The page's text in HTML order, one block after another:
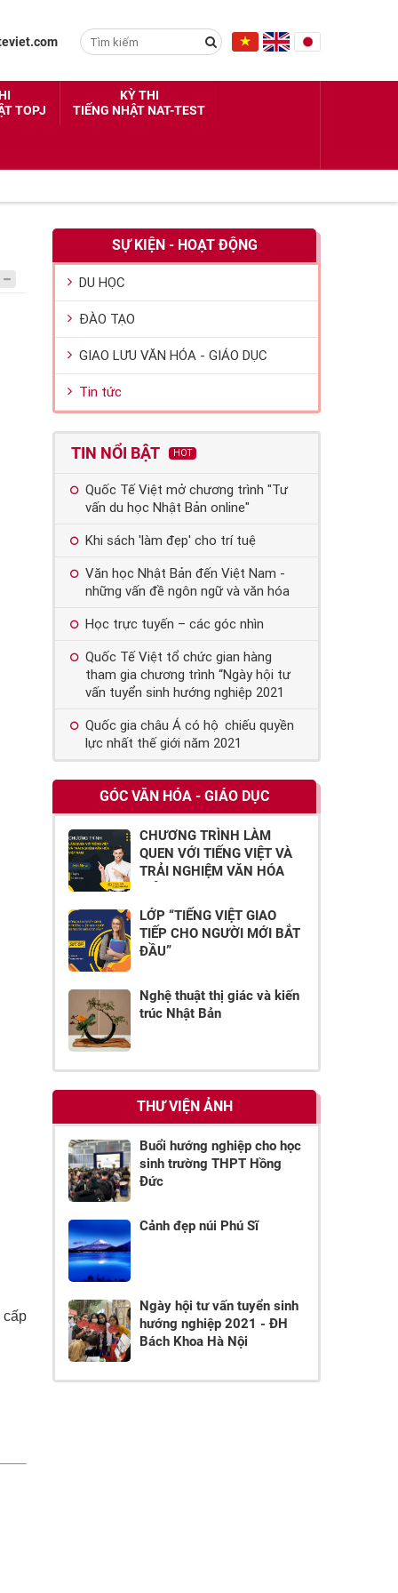
TOPJ
KỲ THI
TIẾNG NHẬT NAT-TEST
cấp
SỰ KIỆN - HOẠT ĐỘNG
DU HỌC
ĐÀO TẠO
GIAO LƯU VĂN HÓA - GIÁO DỤC
Tin tức
TIN NỔI BẬT HOT
Quốc Tế Việt mở chương trình "Tư
vấn du học Nhật Bản online"
Khi sách 'làm đẹp' cho trí tuệ
Văn học Nhật Bản đến Việt Nam -
những vấn đề ngôn ngữ và văn hóa
Học trực tuyến – các góc nhìn
Quốc Tế Việt tổ chức gian hàng
tham gia chương trình “Ngày hội tư
vấn tuyển sinh hướng nghiệp 2021
Quốc gia châu Á có hộ chiếu quyền
lực nhất thế giới năm 2021
GÓC VĂN HÓA - GIÁO DỤC
CHƯƠNG TRÌNH LÀM
QUEN VỚI TIẾNG VIỆT VÀ
TRẢI NGHIỆM VĂN HÓA
LỚP “TIẾNG VIỆT GIAO
TIẾP CHO NGƯỜI MỚI BẮT
ĐẦU”
Nghệ thuật thị giác và kiến
trúc Nhật Bản
THƯ VIỆN ẢNH
Buổi hướng nghiệp cho học
sinh trường THPT Hồng
Đức
Cảnh đẹp núi Phú Sĩ
Ngày hội tư vấn tuyển sinh
hướng nghiệp 2021 - ĐH
Bách Khoa Hà Nội